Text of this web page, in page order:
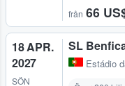
från 66
18 APR.
2027
SÖN
SL
Estádio